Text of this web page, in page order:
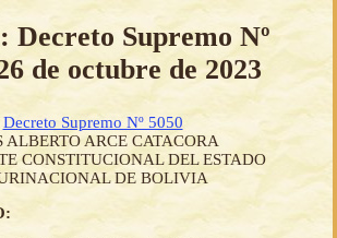
Decreto Supremo Nº
de octubre de 2023
Decreto Supremo Nº 5050
ALBERTO ARCE CATACORA
CONSTITUCIONAL DEL ESTADO
DE BOLIVIA